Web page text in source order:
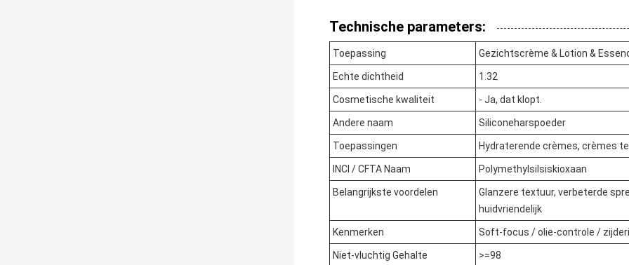
Technische parameters:
Toepassing Gezichtscrème & Lotion &
Echte dichtheid 1.32
Cosmetische kwaliteit - Ja, dat klopt.
Andere naam Siliconeharspoeder
Toepassingen Hydraterende crèmes, crèmes
INCI / CFTA Naam Polymethylsilsiskioxaan
Belangrijkste voordelen
Glanzere textuur, verbeterde
huidvriendelijk
Kenmerken Soft-focus / olie-controle /
Niet-vluchtig Gehalte
>=98